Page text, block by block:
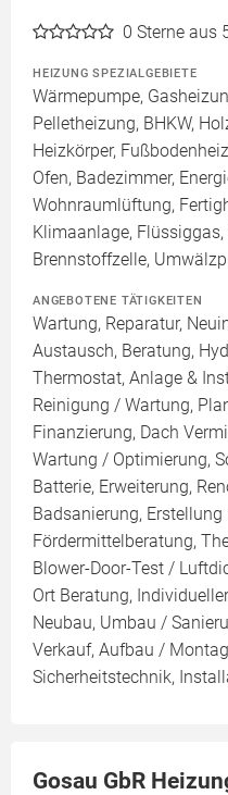
0 Sterne aus
HEIZUNG SPEZIALGEBIETE
Wärmepumpe,
Pelletheizung, BHKW,
Heizkörper,
Ofen, Badezimmer,
Wohnraumlüftung,
Klimaanlage, Flüssiggas,
Brennstoffzelle,
ANGEBOTENE TÄTIGKEITEN
Wartung, Reparatur,
Austausch, Beratung,
Thermostat, Anlage &
Reinigung / Wartung,
Finanzierung, Dach
Wartung / Optimierung,
Batterie, Erweiterung,
Badsanierung, Erstellung
Fördermittelberatung,
Blower-Door-Test /
Ort Beratung,
Neubau, Umbau /
Verkauf, Aufbau /
Sicherheitstechnik,
Gosau GbR